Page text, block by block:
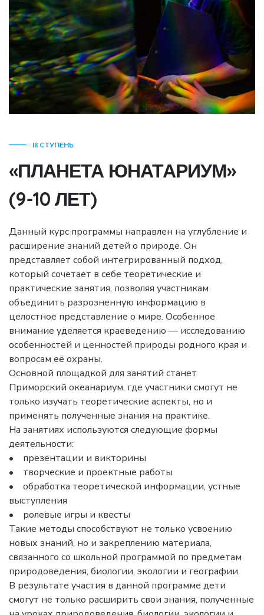
III СТУПЕНЬ
«ПЛАНЕТА ЮНАТАРИУМ»
(9-10 ЛЕТ)
Данный курс программы направлен на углубление и
расширение знаний детей о природе. Он
представляет собой интегрированный подход,
который сочетает в себе теоретические и
практические занятия, позволяя участникам
объединить разрозненную информацию в
целостное представление о мире. Особенное
внимание уделяется краеведению — исследованию
особенностей и ценностей природы родного края и
вопросам её охраны.
Основной площадкой для занятий станет
Приморский океанариум, где участники смогут не
только изучать теоретические аспекты, но и
применять полученные знания на практике.
На занятиях используются следующие формы
деятельности:
• презентации и викторины
• творческие и проектные работы
• обработка теоретической информации, устные
выступления
• ролевые игры и квесты
Такие методы способствуют не только усвоению
новых знаний, но и закреплению материала,
связанного со школьной программой по предметам
природоведения, биологии, экологии и географии.
В результате участия в данной программе дети
смогут не только расширить свои знания, полученные